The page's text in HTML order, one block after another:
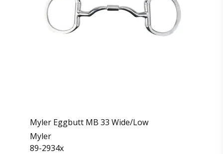
Myler Eggbutt MB 33 Wide/Low
Myler
89-2934x